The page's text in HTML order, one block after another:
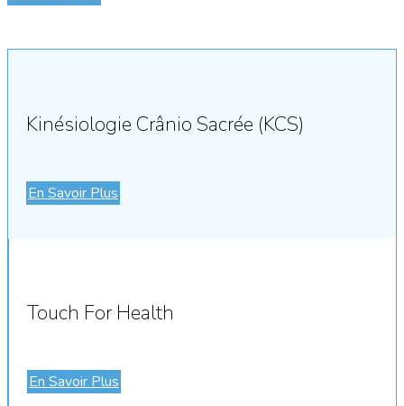
Kinésiologie Crânio Sacrée (KCS)
En Savoir Plus
Touch For Health
En Savoir Plus